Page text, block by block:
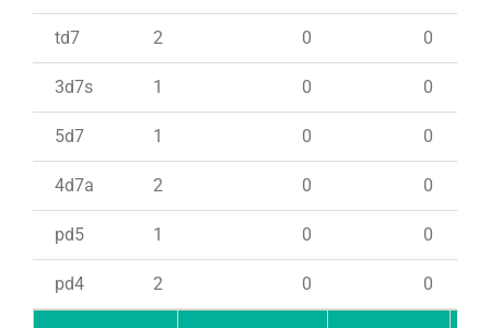
td7 2 0 0
3d7s 1 0 0
5d7 1 0 0
4d7a 2 0 0
pd5 1 0 0
pd4 2 0 0